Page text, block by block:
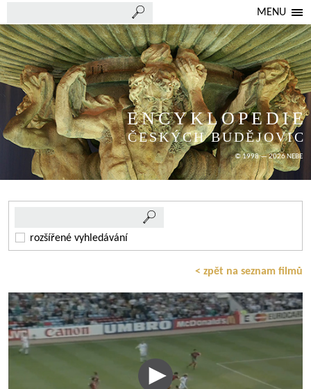
MENU
ENCYKLOPEDIE
ČESKÝCH BUDĚJOVIC
© 1998 — 2026 NEBE
rozšířené vyhledávání
< zpět na seznam filmů